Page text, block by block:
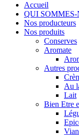
Accueil
QUI SOMMES-
Nos producteurs
Nos produits
Conserves
Aromate
Autres
Au
Lait
Bien Etre